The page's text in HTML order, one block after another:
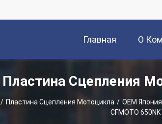
Главная
Страница
О
Пластина Сцепления
/ Пластина Сцепления Мотоцикла / OEM
CFMOTO 650NK